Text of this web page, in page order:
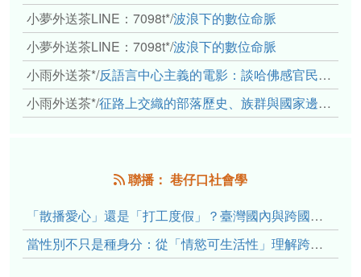
小夢外送茶LINE：7098t*/波浪下的數位命脈
小夢外送茶LINE：7098t*/波浪下的數位命脈
小雨外送茶*/反語言中心主義的電影：談哈佛感官民族誌實驗室
小雨外送茶*/征路上交織的部落歷史、族群與國家邊界敘事： 《路有多長》、《高砂的翅膀》、《檔案／李光輝》
聯播： 巷仔口社會學
「散播愛心」還是「打工度假」？臺灣國內與跨國捐卵的利他修辭、金錢動機與身體代價
當性別不只是種身分：從「情慾可生活性」理解跨性別者的身體、慾望與認同探索